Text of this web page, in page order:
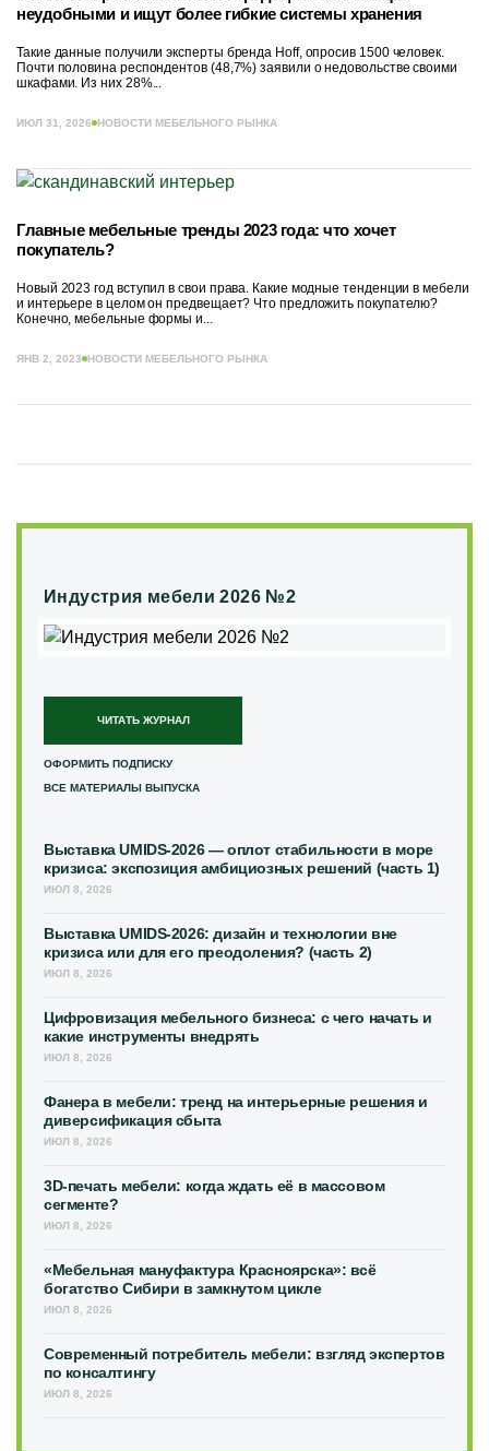
неудобными и ищут более гибкие системы хранения
Такие данные получили эксперты бренда Hoff, опросив 1500 человек.
Почти половина респондентов (48,7%) заявили о недовольстве своими
шкафами. Из них 28%...
ИЮЛ 31, 2026 НОВОСТИ МЕБЕЛЬНОГО РЫНКА
Главные мебельные тренды 2023 года: что хочет
покупатель?
Новый 2023 год вступил в свои права. Какие модные тенденции в мебели
и интерьере в целом он предвещает? Что предложить покупателю?
Конечно, мебельные формы и...
ЯНВ 2, 2023 НОВОСТИ МЕБЕЛЬНОГО РЫНКА
Индустрия мебели 2026 №2
ЧИТАТЬ ЖУРНАЛ
ОФОРМИТЬ ПОДПИСКУ
ВСЕ МАТЕРИАЛЫ ВЫПУСКА
Выставка UMIDS-2026 — оплот стабильности в море
кризиса: экспозиция амбициозных решений (часть 1)
ИЮЛ 8, 2026
Выставка UMIDS-2026: дизайн и технологии вне
кризиса или для его преодоления? (часть 2)
ИЮЛ 8, 2026
Цифровизация мебельного бизнеса: с чего начать и
какие инструменты внедрять
ИЮЛ 8, 2026
Фанера в мебели: тренд на интерьерные решения и
диверсификация сбыта
ИЮЛ 8, 2026
3D-печать мебели: когда ждать её в массовом
сегменте?
ИЮЛ 8, 2026
«Мебельная мануфактура Красноярска»: всё
богатство Сибири в замкнутом цикле
ИЮЛ 8, 2026
Современный потребитель мебели: взгляд экспертов
по консалтингу
ИЮЛ 8, 2026